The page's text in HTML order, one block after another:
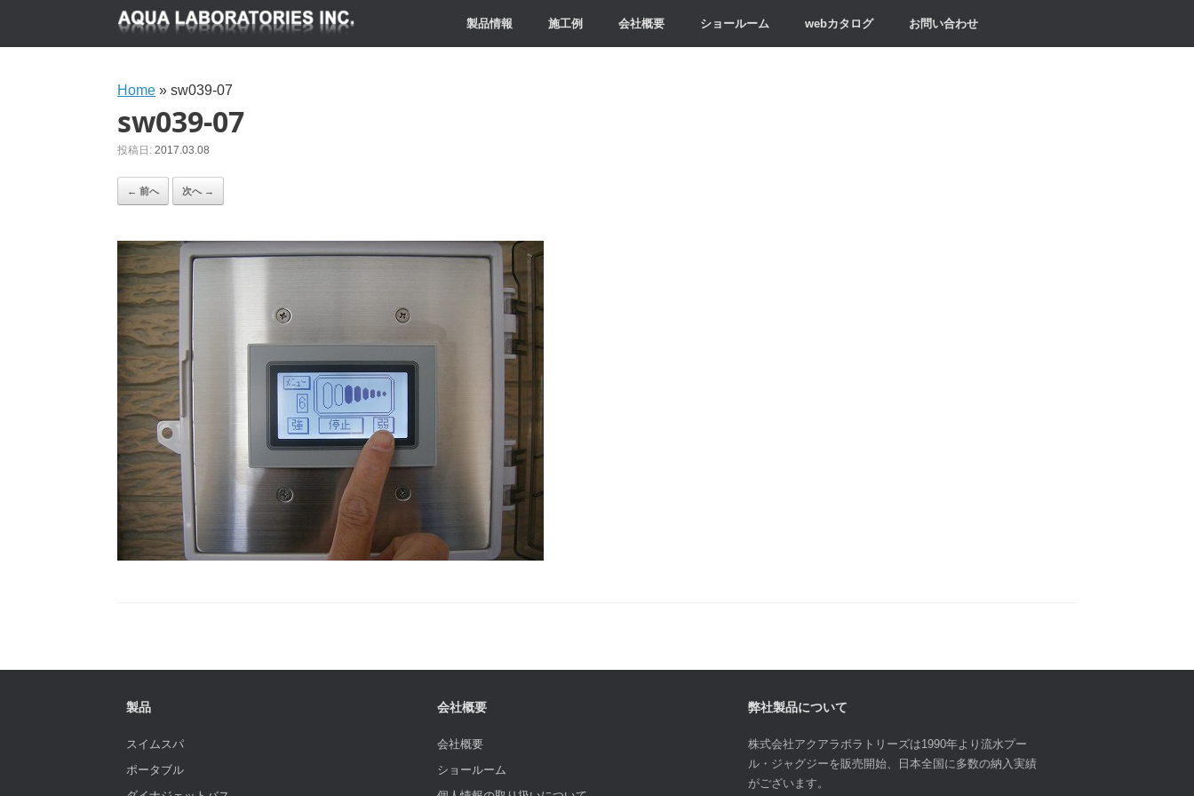
製品情報 施工例 会社概要 ショールーム webカタログ お問い合わせ
Home » sw039-07
sw039-07
投稿日: 2017.03.08
← 前へ 次へ →
製品
スイムスパ
ポータブル
会社概要
会社概要
ショールーム
弊社製品について
株式会社アクアラボラトリーズは1990年より流水プー
ル・ジャグジーを販売開始、日本全国に多数の納入実績
がございます。